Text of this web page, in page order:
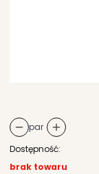
par
Dostępność:
brak towaru